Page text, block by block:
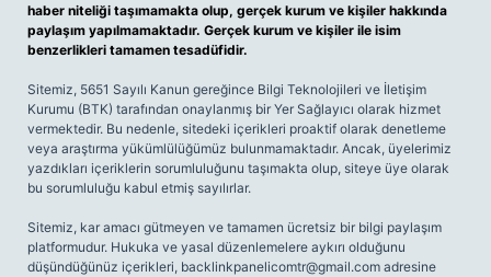
haber niteliği taşımamakta olup, gerçek kurum ve kişiler hakkında
paylaşım yapılmamaktadır. Gerçek kurum ve kişiler ile isim
benzerlikleri tamamen tesadüfidir.
Sitemiz, 5651 Sayılı Kanun gereğince Bilgi Teknolojileri ve İletişim
Kurumu (BTK) tarafından onaylanmış bir Yer Sağlayıcı olarak hizmet
vermektedir. Bu nedenle, sitedeki içerikleri proaktif olarak denetleme
veya araştırma yükümlülüğümüz bulunmamaktadır. Ancak, üyelerimiz
yazdıkları içeriklerin sorumluluğunu taşımakta olup, siteye üye olarak
bu sorumluluğu kabul etmiş sayılırlar.
Sitemiz, kar amacı gütmeyen ve tamamen ücretsiz bir bilgi paylaşım
platformudur. Hukuka ve yasal düzenlemelere aykırı olduğunu
düşündüğünüz içerikleri, backlinkpanelicomtr@gmail.com adresine